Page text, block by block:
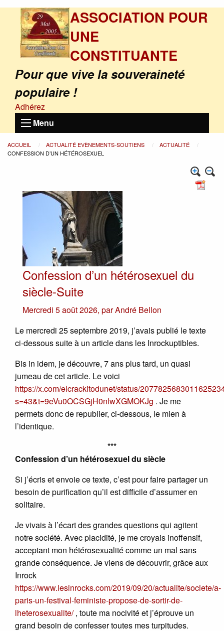
ASSOCIATION POUR
UNE
CONSTITUANTE
Pour que vive la souveraineté
populaire !
Adhérez
Menu
ACCUEIL ACTUALITÉ EVÈNEMENTS-SOUTIENS
ACTUALITÉ
CONFESSION D’UN HÉTÉROSEXUEL
Confession d’un hétérosexuel du
siècle-Suite
Mercredi 5 août 2026, parAndré Bellon
Le mercredi 25 septembre 2019, j’avais publié le texte
ci-dessous suite à un article dans les Inrockuptibles.
Bis in idem, je découvre, 7 ans plus tard, un quasi
jumeau de cet article. Le voici
https://x.com/elcrackitodunet/status/
s=43&t=9eVu0OCSGjH0nlwXGMOKJg . Je me
permets donc de republier, ci-dessous, le mien à
l’identique.
***
Confession d’un hétérosexuel du siècle
Si j’écris et envoie ce texte, c’est pour faire partager un
besoin de purification qu’il est difficile d’assumer en
solitaire.
Je vivais à l’écart des grandes questions qui agitent
notre société. Avec placidité, je me croyais inoffensif,
acceptant mon hétérosexualité comme un mal sans
grande conséquence. Je viens de découvrir, grâce aux
Inrock
https://www.lesinrocks.com/2019/09/20/actualite/societe/a-
paris-un-festival-feministe-propose-de-sortir-de-
lheterosexualite/, toute ma nocivité et j’éprouve un
grand besoin de confesser toutes mes turpitudes.